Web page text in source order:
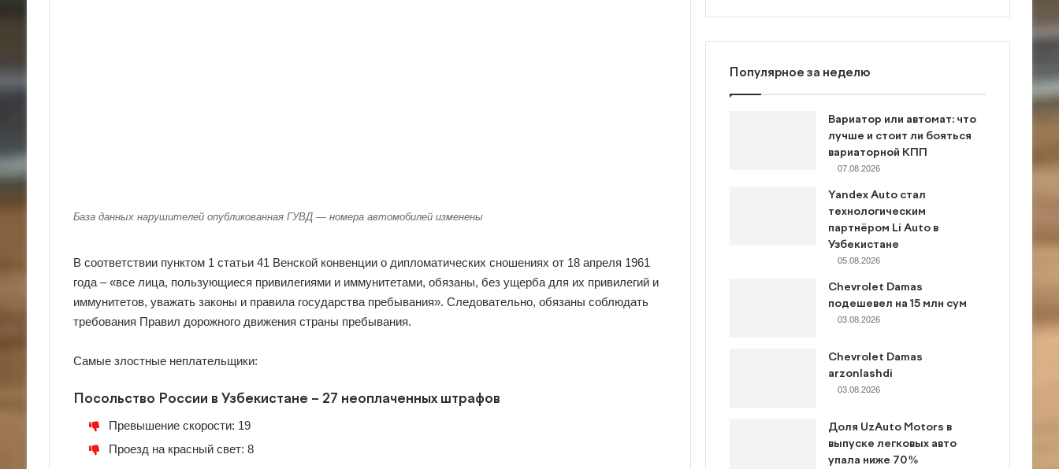
База данных нарушителей опубликованная ГУВД — номера автомобилей изменены
В соответствии пунктом 1 статьи 41 Венской конвенции о дипломатических сношениях от 18 апреля 1961
года – «все лица, пользующиеся привилегиями и иммунитетами, обязаны, без ущерба для их привилегий и
иммунитетов, уважать законы и правила государства пребывания». Следовательно, обязаны соблюдать
требования Правил дорожного движения страны пребывания.
Самые злостные неплательщики:
Посольство России в Узбекистане – 27 неоплаченных штрафов
Превышение скорости: 19
Проезд на красный свет: 8
Популярное за неделю
Вариатор или автомат: что
лучше и стоит ли бояться
вариаторной КПП
07.08.2026
Yandex Auto стал
технологическим
партнёром Li Auto в
Узбекистане
05.08.2026
Chevrolet Damas
подешевел на 15 млн сум
03.08.2026
Chevrolet Damas
arzonlashdi
03.08.2026
Доля UzAuto Motors в
выпуске легковых авто
упала ниже 70%